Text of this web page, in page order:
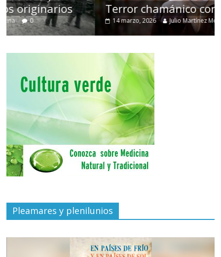
Terror chamánico coreano
14 marzo, 2026 Julio Martínez Molina 0
Pleamares y plenilunios